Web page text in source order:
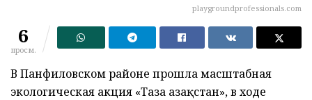
playgroundprofessionals.com
6
просм.
В Панфиловском районе прошла масштабная
экологическая акция «Таза Қазақстан», в ходе